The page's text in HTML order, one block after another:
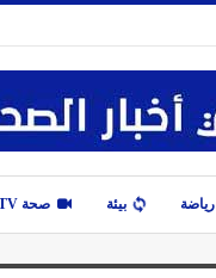
رياضة بيئة صحة TV